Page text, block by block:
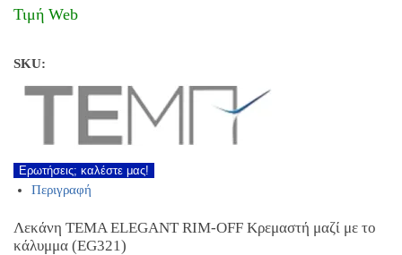
Τιμή Web
SKU:
Ερωτήσεις; καλέστε μας!
Περιγραφή
Λεκάνη TEMA ELEGANT RIM-OFF Κρεμαστή μαζί με το
κάλυμμα (EG321)